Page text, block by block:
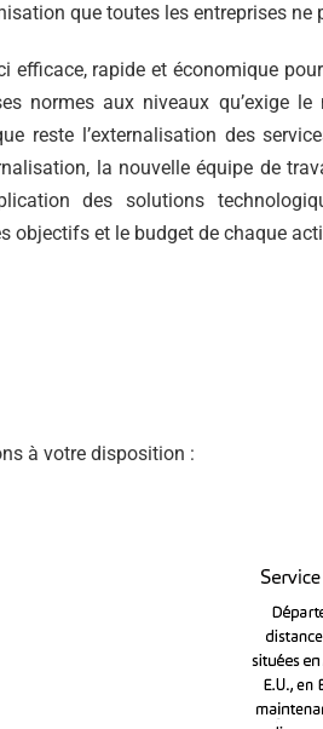
que toutes les entreprises ne
efficace, rapide et économique
normes aux niveaux qu’exige
reste l’externalisation des
la nouvelle équipe de
des solutions
objectifs et le budget de chaque
à votre disposition :